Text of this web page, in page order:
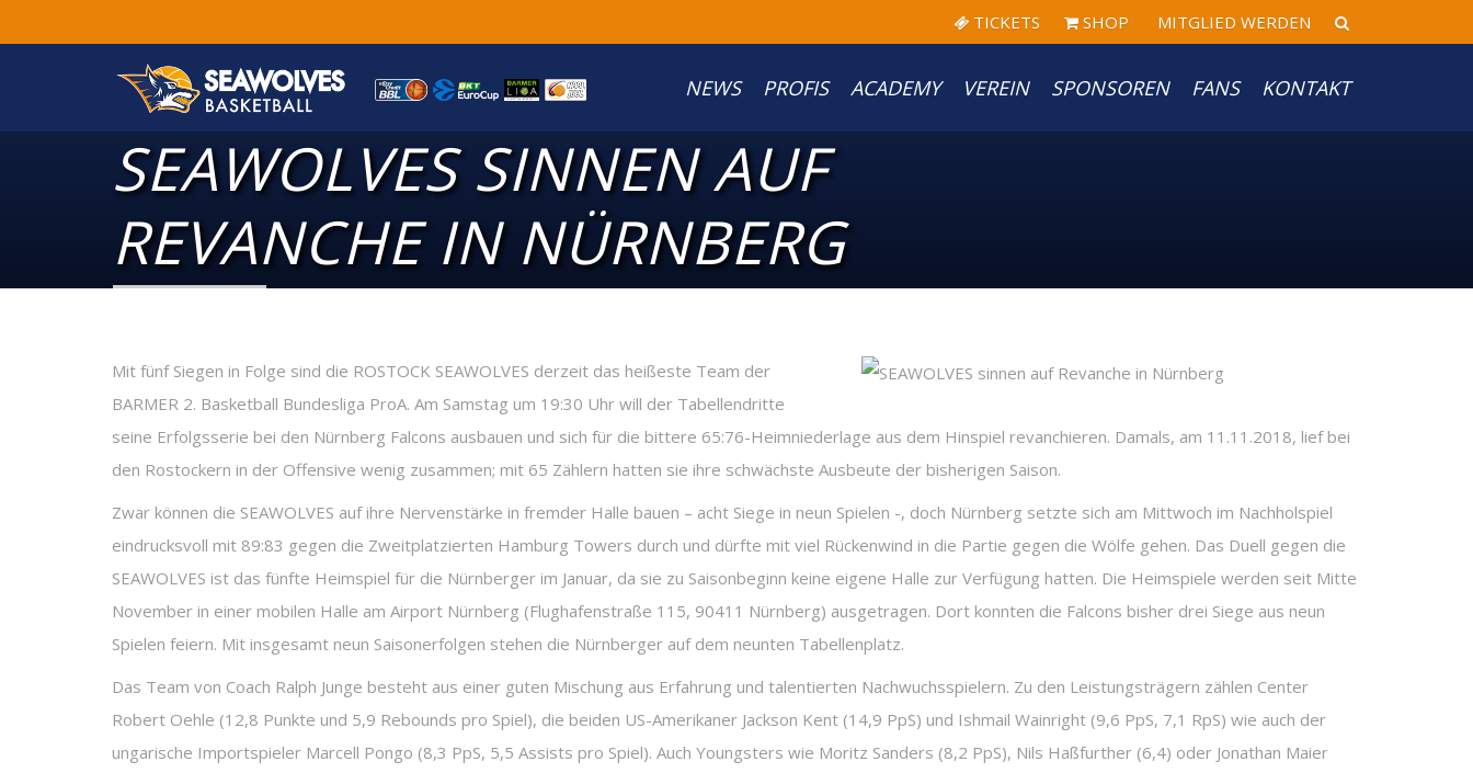
TICKETS SHOP MITGLIED WERDEN
NEWS PROFIS ACADEMY VEREIN SPONSOREN FANS KONTAKT
SEAWOLVES SINNEN AUF
REVANCHE IN NÜRNBERG
Mit fünf Siegen in Folge sind die ROSTOCK SEAWOLVES derzeit das heißeste Team der
BARMER 2. Basketball Bundesliga ProA. Am Samstag um 19:30 Uhr will der Tabellendritte
seine Erfolgsserie bei den Nürnberg Falcons ausbauen und sich für die bittere 65:76-Heimniederlage aus dem Hinspiel revanchieren. Damals, am 11.11.2018, lief bei
den Rostockern in der Offensive wenig zusammen; mit 65 Zählern hatten sie ihre schwächste Ausbeute der bisherigen Saison.
Zwar können die SEAWOLVES auf ihre Nervenstärke in fremder Halle bauen – acht Siege in neun Spielen -, doch Nürnberg setzte sich am Mittwoch im Nachholspiel
eindrucksvoll mit 89:83 gegen die Zweitplatzierten Hamburg Towers durch und dürfte mit viel Rückenwind in die Partie gegen die Wölfe gehen. Das Duell gegen die
SEAWOLVES ist das fünfte Heimspiel für die Nürnberger im Januar, da sie zu Saisonbeginn keine eigene Halle zur Verfügung hatten. Die Heimspiele werden seit Mitte
November in einer mobilen Halle am Airport Nürnberg (Flughafenstraße 115, 90411 Nürnberg) ausgetragen. Dort konnten die Falcons bisher drei Siege aus neun
Spielen feiern. Mit insgesamt neun Saisonerfolgen stehen die Nürnberger auf dem neunten Tabellenplatz.
Das Team von Coach Ralph Junge besteht aus einer guten Mischung aus Erfahrung und talentierten Nachwuchsspielern. Zu den Leistungsträgern zählen Center
Robert Oehle (12,8 Punkte und 5,9 Rebounds pro Spiel), die beiden US-Amerikaner Jackson Kent (14,9 PpS) und Ishmail Wainright (9,6 PpS, 7,1 RpS) wie auch der
ungarische Importspieler Marcell Pongo (8,3 PpS, 5,5 Assists pro Spiel). Auch Youngsters wie Moritz Sanders (8,2 PpS), Nils Haßfurther (6,4) oder Jonathan Maier